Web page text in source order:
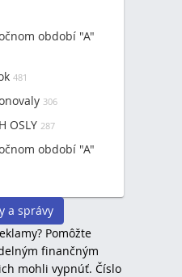
období "A"
481
306
OSLY 287
období "A"
a správy
Pomôžte
finančným
mohli vypnúť. Číslo